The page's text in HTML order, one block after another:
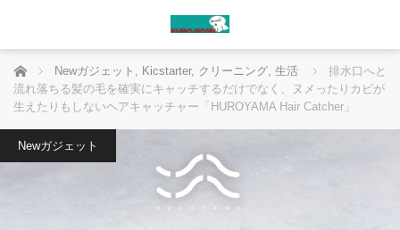
ホーム Newガジェット , Kicstarter, クリーニング, 生活
排水口へと
流れ落ちる髪の毛を確実にキャッチするだけでなく、ヌメったりカビが
生えたりもしないヘアキャッチャー「HUROYAMA Hair Catcher」
Newガジェット